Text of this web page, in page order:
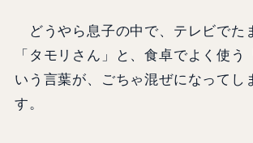
どうやら息子の中で、テレビでた
「タモリさん」と、食卓でよく使う
いう言葉が、ごちゃ混ぜになってし
す。